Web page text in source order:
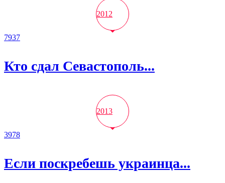
2012
7937
Кто сдал Севастополь...
2013
3978
Если поскребешь украинца...